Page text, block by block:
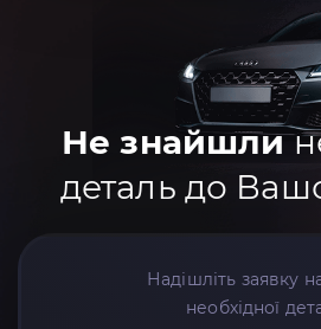
Не знайшли
деталь до
Надішліть заявку
необхідної